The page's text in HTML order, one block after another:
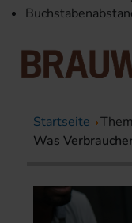
Startseite
Was